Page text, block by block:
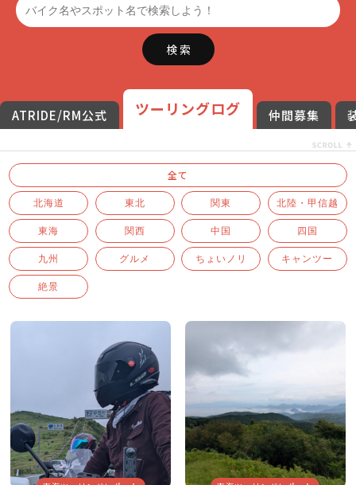
検 索
ATRIDE/RM公式 ツーリングログ 仲間募集
全て
北海道 東北 関東 北陸・甲信越
東海 関西 中国 四国
九州 グルメ ちょいノリ キャンツー
絶景